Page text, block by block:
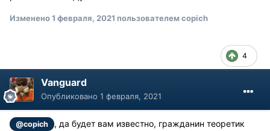
Изменено1 февраля, 2021 пользователем copich
4
Vanguard
Опубликовано 1 февраля, 2021
@copich
, да будет вам известно, гражданин теоретик